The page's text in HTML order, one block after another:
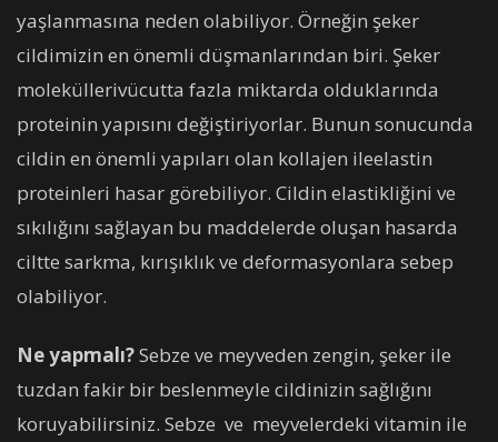
yaşlanmasına neden olabiliyor. Örneğin şeker
cildimizin en önemli düşmanlarından biri. Şeker
moleküllerivücutta fazla miktarda olduklarında
proteinin yapısını değiştiriyorlar. Bunun sonucunda
cildin en önemli yapıları olan kollajen ileelastin
proteinleri hasar görebiliyor. Cildin elastikliğini ve
sıkılığını sağlayan bu maddelerde oluşan hasarda
ciltte sarkma, kırışıklık ve deformasyonlara sebep
olabiliyor.
Ne yapmalı?Sebze ve meyveden zengin, şeker ile
tuzdan fakir bir beslenmeyle cildinizin sağlığını
koruyabilirsiniz. Sebze ve meyvelerdeki vitamin ile